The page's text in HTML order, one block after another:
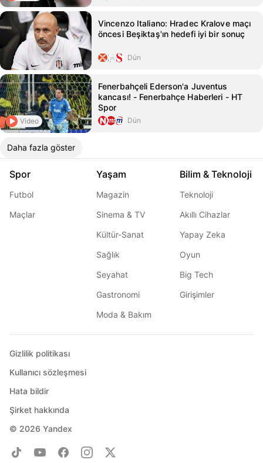
Vincenzo Italiano: Hradec Kralove maçı
öncesi Beşiktaş'ın hedefi iyi bir sonuç
Dün
Video
Fenerbahçeli Ederson'a Juventus
kancası! - Fenerbahçe Haberleri - HT
Spor
Dün
Daha fazla göster
Spor
Futbol
Maçlar
Yaşam
Magazin
Sinema & TV
Kültür-Sanat
Sağlık
Seyahat
Gastronomi
Moda & Bakım
Bilim & Teknoloji
Teknoloji
Akıllı Cihazlar
Yapay Zeka
Oyun
Big Tech
Girişimler
© 2026 Yandex
Gizlilik politikası
Kullanıcı sözleşmesi
Hata bildir
Şirket hakkında